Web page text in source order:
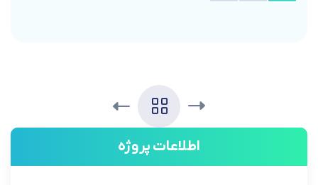
اطلاعات پروژه